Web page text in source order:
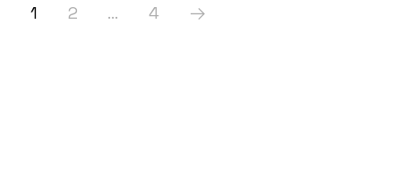
Posts
1 2 … 4